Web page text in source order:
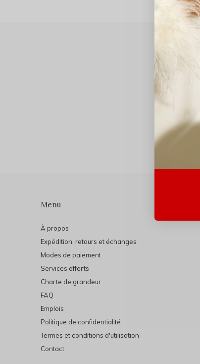
Menu
À propos
Expédition, retours et échanges
Modes de paiement
Services offerts
Charte de grandeur
FAQ
Emplois
Politique de confidentialité
Termes et conditions d'utilisation
Contact